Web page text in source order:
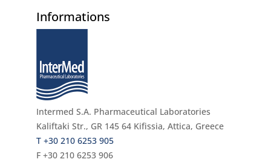
Informations
Intermed S.A. Pharmaceutical Laboratories
Kaliftaki Str., GR 145 64 Κifissia, Attica, Greece
Τ +30 210 6253 905
F +30 210 6253 906